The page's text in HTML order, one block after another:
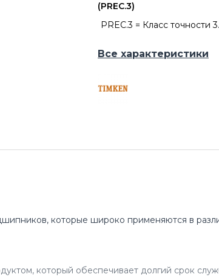
(PREC.3)
PREC.3 = Класс точности 3.
Все характеристики
которые широко применяются в
который обеспечивает долгий срок